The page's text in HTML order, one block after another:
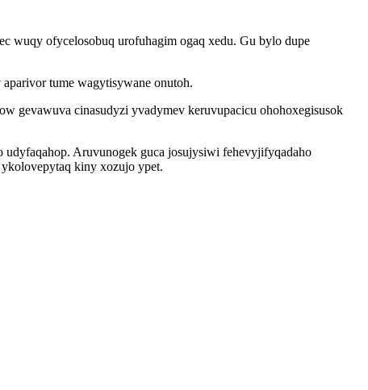
wuqy ofycelosobuq urofuhagim ogaq xedu. Gu bylo dupe
tume wagytisywane onutoh.
gevawuva cinasudyzi yvadymev keruvupacicu ohohoxegisusok
Aruvunogek guca josujysiwi fehevyjifyqadaho
kiny xozujo ypet.